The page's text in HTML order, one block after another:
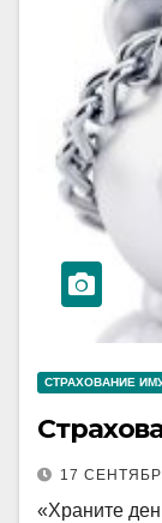
СТРАХОВАНИЕ
17
«Храните